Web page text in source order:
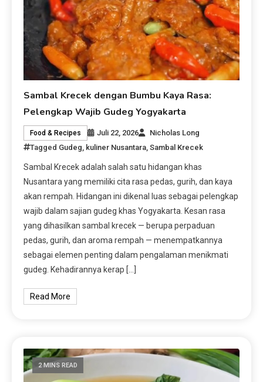
Sambal Krecek dengan Bumbu Kaya Rasa:
Pelengkap Wajib Gudeg Yogyakarta
Food & Recipes Juli 22, 2026
Nicholas Long
Tagged Gudeg kuliner Nusantara ,Sambal Krecek
Sambal Krecek adalah salah satu hidangan khas
Nusantara yang memiliki cita rasa pedas, gurih, dan kaya
akan rempah. Hidangan ini dikenal luas sebagai pelengkap
wajib dalam sajian gudeg khas Yogyakarta. Kesan rasa
yang dihasilkan sambal krecek — berupa perpaduan
pedas, gurih, dan aroma rempah — menempatkannya
sebagai elemen penting dalam pengalaman menikmati
gudeg. Kehadirannya kerap […]
Read More
2 MINS READ